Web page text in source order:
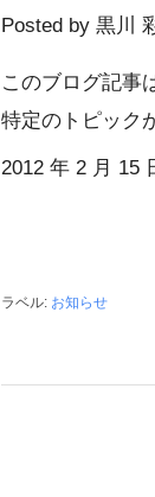
Posted by 黒川
このブログ記事
特定のトピック
2012 年 2 月 15
ラベル: お知らせ